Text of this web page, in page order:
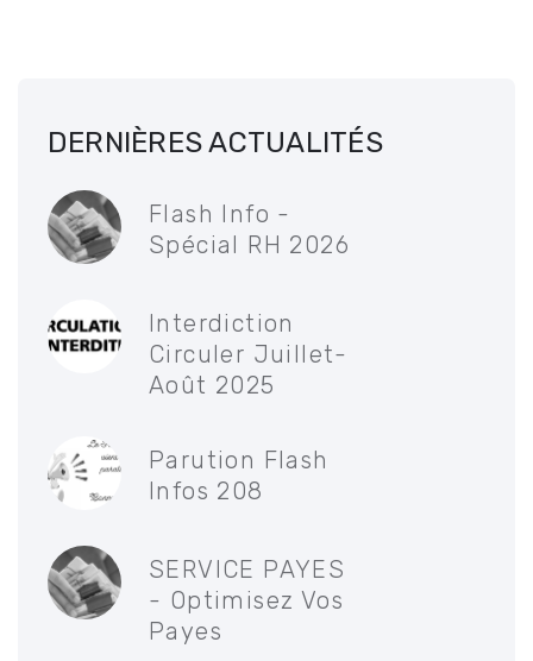
DERNIÈRES ACTUALITÉS
Flash Info -
Spécial RH 2026
Interdiction
Circuler Juillet-
Août 2025
Parution Flash
Infos 208
SERVICE PAYES
- Optimisez Vos
Payes